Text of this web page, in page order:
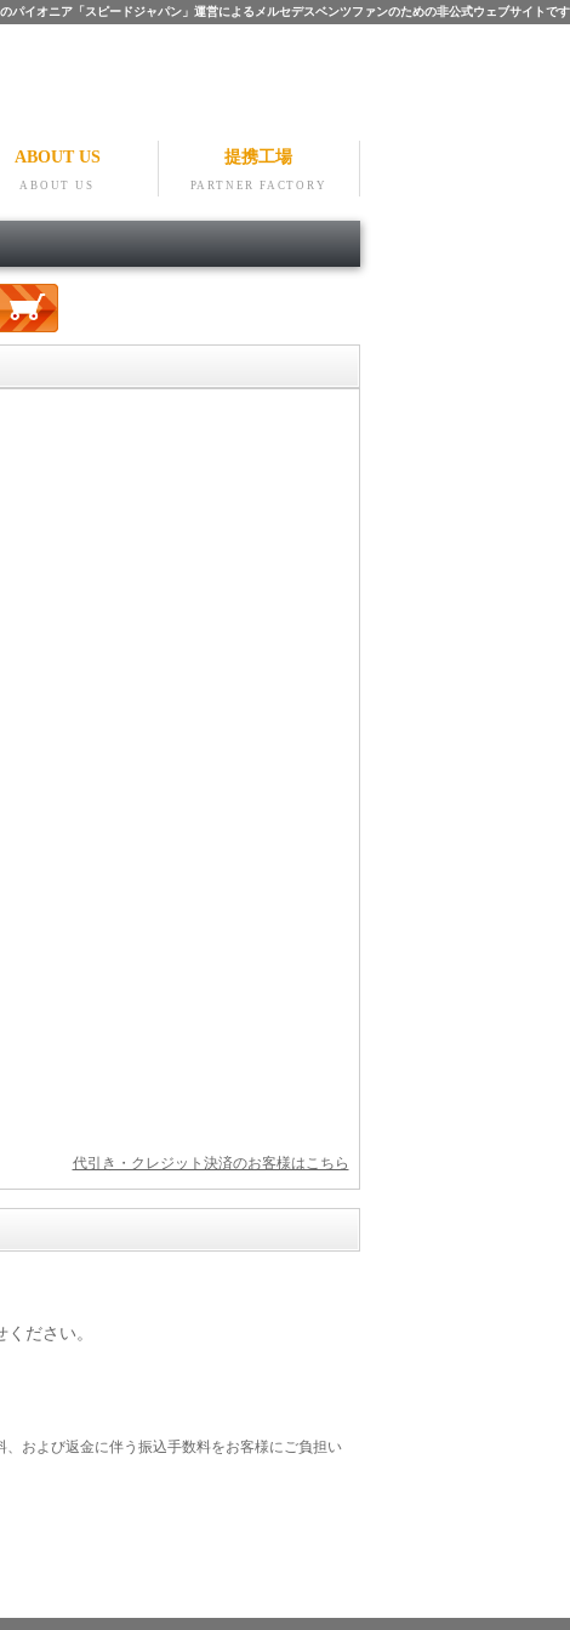
パイオニア「スピードジャパン」運営によるメルセデスベンツファンのための非公式ウェブサイトです
ABOUT US
ABOUT US
提携工場
PARTNER FACTORY
代引き・クレジット決済のお客様はこちら
ださい。
、および返金に伴う振込手数料をお客様にご負担い